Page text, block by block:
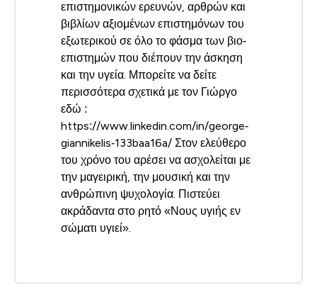
επιστημονικών ερευνών, αρθρών και
βιβλίων αξιομένων επιστημόνων του
εξωτερικού σε όλο το φάσμα των βιο‐
επιστημών που διέπουν την άσκηση
και την υγεία. Μπορείτε να δείτε
περισσότερα σχετικά με τον Γιώργο
εδώ :
https://www.linkedin.com/in/george‐
giannikelis‐133baa16a/ Στον ελεύθερο
του χρόνο του αρέσει να ασχολείται με
την μαγειρική, την μουσική και την
ανθρώπινη ψυχολογία. Πιστεύει
ακράδαντα στο ρητό «Νους υγιής εν
σώματι υγιεί».